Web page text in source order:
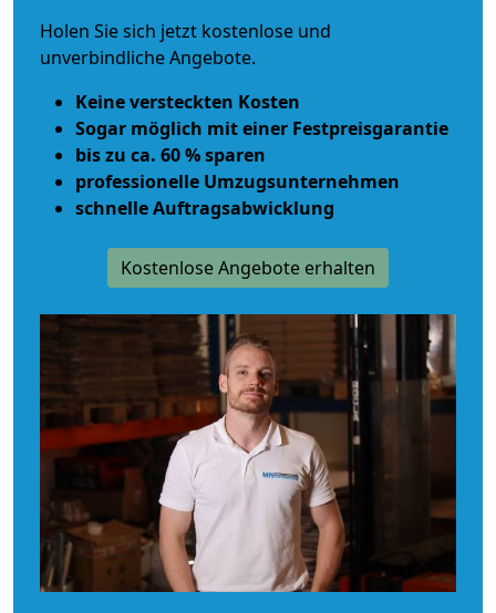
Holen Sie sich jetzt kostenlose und
unverbindliche Angebote.
Keine versteckten Kosten
Sogar möglich mit einer Festpreisgarantie
bis zu ca. 60 % sparen
professionelle Umzugsunternehmen
schnelle Auftragsabwicklung
Kostenlose Angebote erhalten